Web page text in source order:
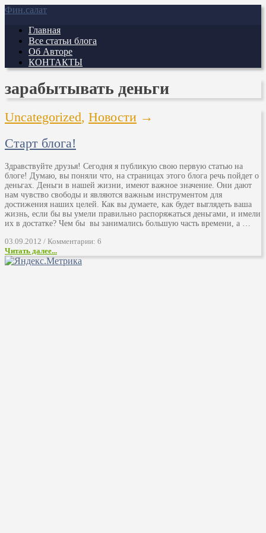
Фин.салат
Главная
Все статьи блога
Об Авторе
КОНТАКТЫ
зарабытывать деньги
Uncategorized, Новости →
Старт блога!
Здравствуйте друзья! Сегодня я публикую свою первую статью на
блоге! Думаю, вы поняли что, на страницах этого блога речь пойдет о
деньгах. Деньги в нашей жизни, имеют важное значение. Они дают
нам чувство свободы и являются важным инструментом для
достижения наших целей. Как вы думаете, как будет выглядеть ваша
жизнь, если бы вы умели правильно распоряжаться деньгами, и имели
их в достатке? Чем бы вы занимались большую часть времени, а …
03.09.2012 / Комментарии: 6
Читать далее...